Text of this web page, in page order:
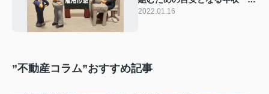
日高市高麗川駅前不動産コラム
2022.01.16
”不動産コラム”おすすめ記事